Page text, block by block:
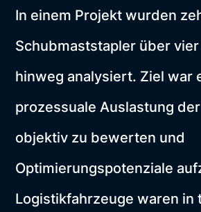
In einem Projekt wurden
Schubmaststapler über
hinweg analysiert. Ziel war
prozessuale Auslastung
objektiv zu bewerten und
Optimierungspotenziale
Logistikfahrzeuge waren in